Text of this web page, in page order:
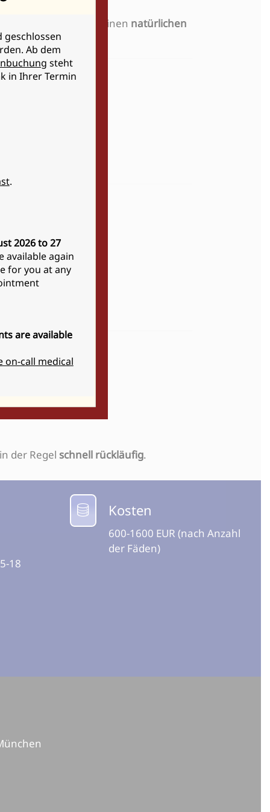
an – für einen natürlichen
der Regel schnell rückläufig.
18
Kosten
600-1600 EUR (nach Anzahl
der Fäden)
geschlossen
Ab dem
steht
in Ihrer Termin
.
2026 to 27
available again
for you at any
are available
call medical